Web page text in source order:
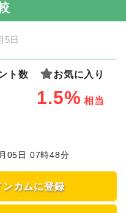
5日
ト数 お気に入り
1.5% 相当
05日 07時48分
カムに登録